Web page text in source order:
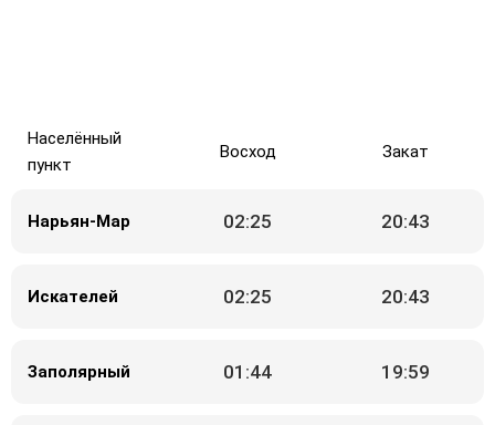
Населённый
пункт
Восход Закат
Нарьян-Мар 02:25 20:43
Искателей 02:25 20:43
Заполярный 01:44 19:59